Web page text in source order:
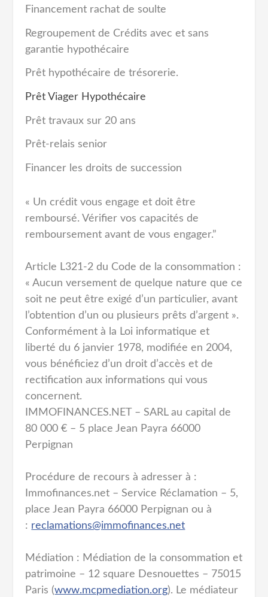
Financement rachat de soulte
Regroupement de Crédits avec et sans
garantie hypothécaire
Prêt hypothécaire de trésorerie.
Prêt Viager Hypothécaire
Prêt travaux sur 20 ans
Prêt-relais senior
Financer les droits de succession
« Un crédit vous engage et doit être
remboursé. Vérifier vos capacités de
remboursement avant de vous engager.”
Article L321-2 du Code de la consommation :
« Aucun versement de quelque nature que ce
soit ne peut être exigé d’un particulier, avant
l’obtention d’un ou plusieurs prêts d’argent ».
Conformément à la Loi informatique et
liberté du 6 janvier 1978, modifiée en 2004,
vous bénéficiez d’un droit d’accès et de
rectification aux informations qui vous
concernent.
IMMOFINANCES.NET – SARL au capital de
80 000 € – 5 place Jean Payra 66000
Perpignan
Procédure de recours à adresser à :
Immofinances.net – Service Réclamation – 5,
place Jean Payra 66000 Perpignan ou à
: reclamations@immofinances.net
Médiation : Médiation de la consommation et
patrimoine – 12 square Desnouettes – 75015
Paris (www.mcpmediation.org). Le médiateur